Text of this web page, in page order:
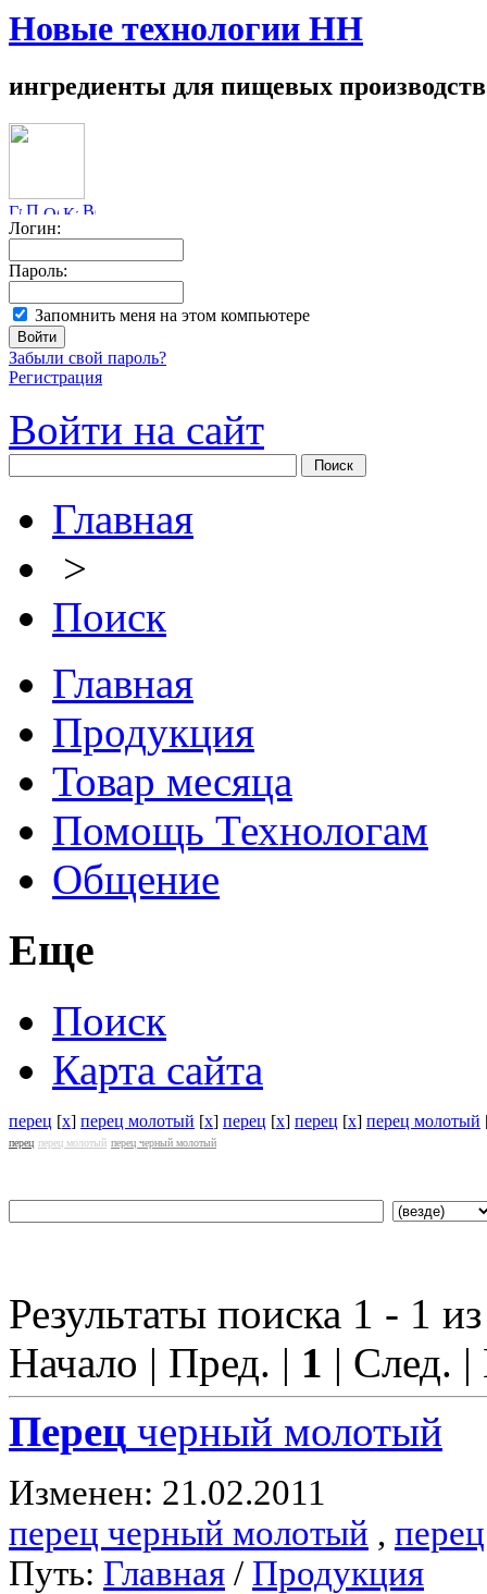
Новые технологии НН
ингредиенты для пищевых производств
Логин:
Пароль:
Запомнить меня на этом компьютере
Забыли свой пароль?
Регистрация
Войти на сайт
Главная
>
Поиск
Главная
Продукция
Товар месяца
Помощь Технологам
Общение
Еще
Поиск
Карта сайта
перец [x] перец молотый [x] перец [x] перец [x] перец молотый
перец перец молотый перец черный молотый
Результаты поиска 1 - 1
Начало | Пред. | 1 | След.
Перец черный молотый
Изменен: 21.02.2011
перец черный молотый , перец
Путь: Главная / Продукция